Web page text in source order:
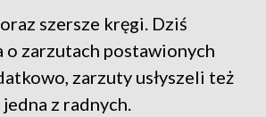
szersze kręgi. Dziś
zarzutach postawionych
zarzuty usłyszeli też
z radnych.